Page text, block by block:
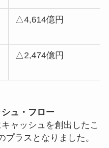
△4,614億円
△2,474億円
ュ・フロー
ャッシュを創出したこ
プラスとなりました。